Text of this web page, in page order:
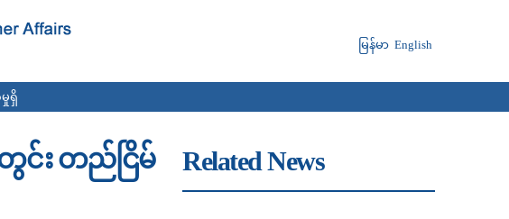
မြန်မာ English
ရှိ
င်း တည်ငြိမ်
Related News